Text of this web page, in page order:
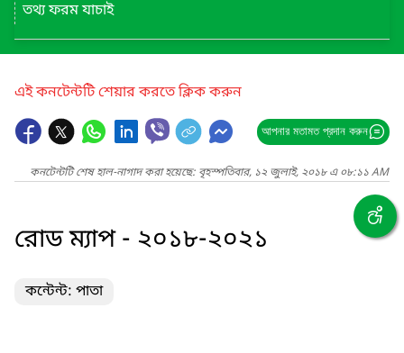
তথ্য ফরম যাচাই
এই কনটেন্টটি শেয়ার করতে ক্লিক করুন
আপনার মতামত প্রদান করুন
কনটেন্টটি শেষ হাল-নাগাদ করা হয়েছে: বৃহস্পতিবার, ১২ জুলাই, ২০১৮ এ ০৮:১১ AM
রোড ম্যাপ - ২০১৮-২০২১
কন্টেন্ট: পাতা